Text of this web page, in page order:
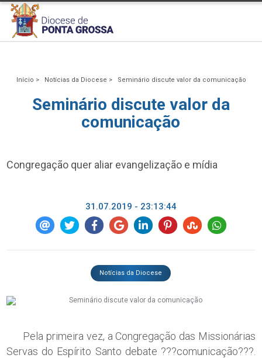
Início > Notícias da Diocese > Seminário discute valor da comunicação
Seminário discute valor da
comunicação
Congregação quer aliar evangelização e mídia
31.07.2019 - 23:13:44
Notícias da Diocese
Pela primeira vez, a Congregação das Missionárias
Servas do Espírito Santo debate ???comunicação???.